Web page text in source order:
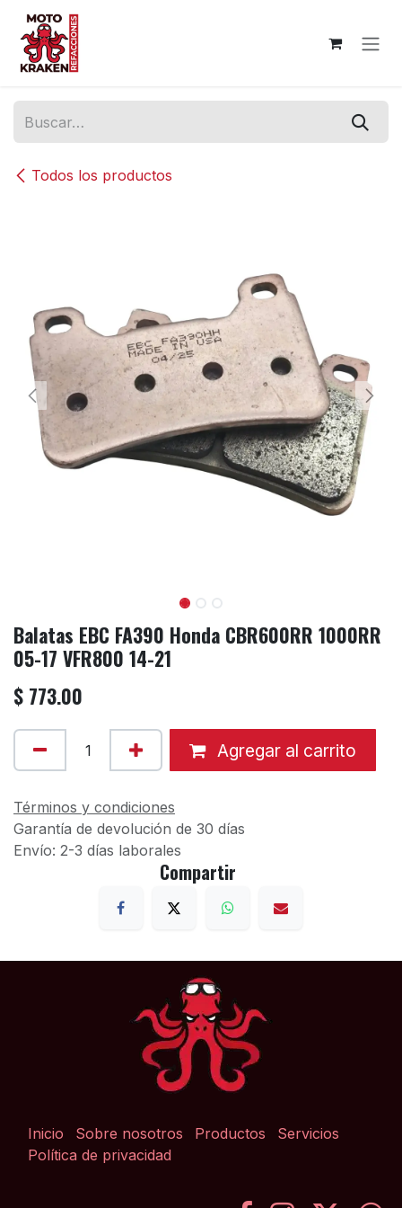
Ir al contenido
Todos los productos
Balatas EBC FA390 Honda CBR600RR 1000RR
05-17 VFR800 14-21
$ 773.00
Agregar al carrito
Términos y condiciones
Garantía de devolución de 30 días
Envío: 2-3 días laborales
Compartir
Inicio Sobre nosotros Productos
Servicios
Política de privacidad